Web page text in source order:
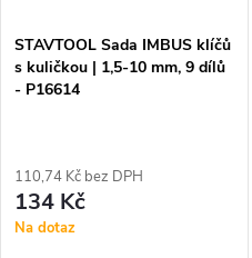
STAVTOOL Sada IMBUS klíčů
s kuličkou | 1,5-10 mm, 9 dílů
- P16614
110,74 Kč bez DPH
134 Kč
Na dotaz